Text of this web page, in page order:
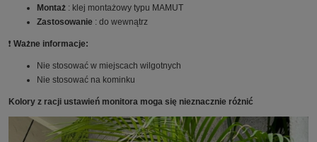
Montaż : klej montażowy typu MAMUT
Zastosowanie : do wewnątrz
❗️ Ważne informacje:
Nie stosować w miejscach wilgotnych
Nie stosować na kominku
Kolory z racji ustawień monitora moga się nieznacznie różnić